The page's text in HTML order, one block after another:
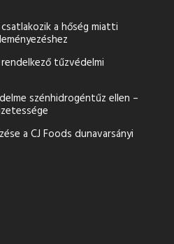
a hőség miatti
tűzvédelmi
szénhidrogéntűz ellen –
a CJ Foods dunavarsányi